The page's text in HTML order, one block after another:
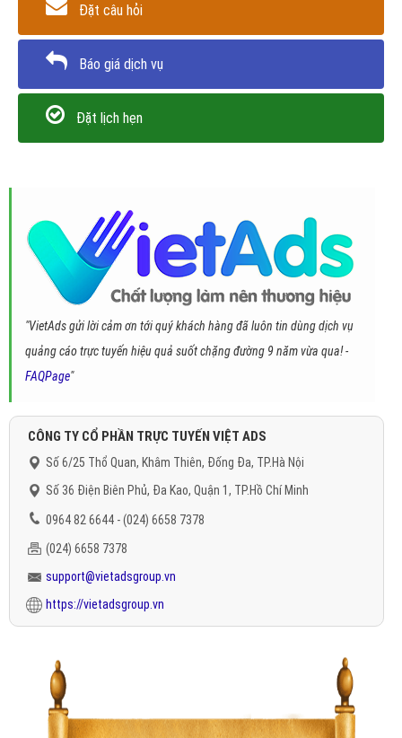
Đặt câu hỏi
Báo giá dịch vụ
Đặt lịch hẹn
"VietAds gửi lời cảm ơn tới quý khách hàng đã luôn tin dùng dịch vụ
quảng cáo trực tuyến hiệu quả suốt chặng đường 9 năm vừa qua! -
FAQPage"
CÔNG TY CỔ PHẦN TRỰC TUYẾN VIỆT ADS
Số 6/25 Thổ Quan, Khâm Thiên, Đống Đa, TP.Hà Nội
Số 36 Điện Biên Phủ, Đa Kao, Quận 1, TP.Hồ Chí Minh
0964 82 6644 - (024) 6658 7378
(024) 6658 7378
support@vietadsgroup.vn
https://vietadsgroup.vn